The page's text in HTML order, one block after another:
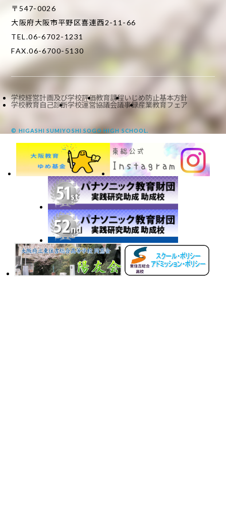
〒547-0026
大阪府大阪市平野区喜連西2-11-66
TEL.06-6702-1231
FAX.06-6700-5130
学校経営計画及び学校評価教育課程いじめ防止基本方針
学校教育自己診断学校運営協議会議事録産業教育フェア
© HIGASHI SUMIYOSHI SOGO HIGH SCHOOL.